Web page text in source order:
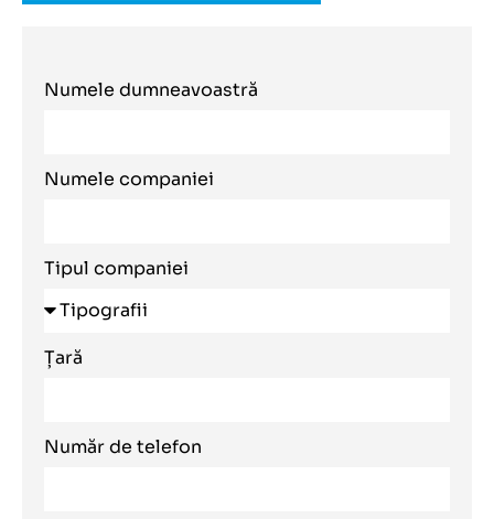
Numele dumneavoastră
Numele companiei
Tipul companiei
Țară
Număr de telefon